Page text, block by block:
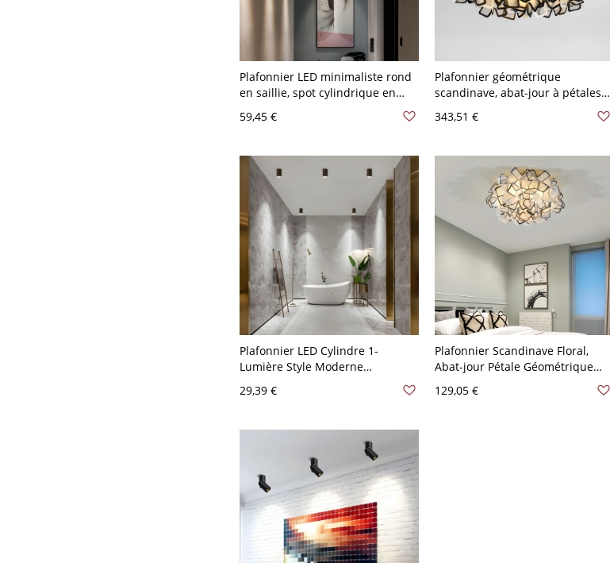
Plafonnier LED minimaliste rond
en saillie, spot cylindrique en
8,89 cm Blanc
59,45 €
Plafonnier géométrique
scandinave, abat-jour à pétales
lueur d’ambiance - Noir 110 V-
343,51 €
Plafonnier LED Cylindre 1-
Lumière Style Moderne
Noir Blanc
29,39 €
Plafonnier Scandinave Floral,
Abat-jour Pétale Géométrique
Artistique pour Chambre - Noir
110 V-120 V 53,34 cm Blanc
129,05 €